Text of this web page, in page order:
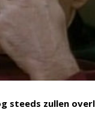
steeds zullen